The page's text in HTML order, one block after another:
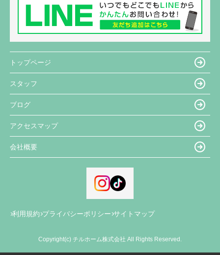
トップページ
スタッフ
ブログ
アクセスマップ
会社概要
利用規約 プライバシーポリシー サイトマップ
Copyright(c) チルホーム株式会社 All Rights Reserved.